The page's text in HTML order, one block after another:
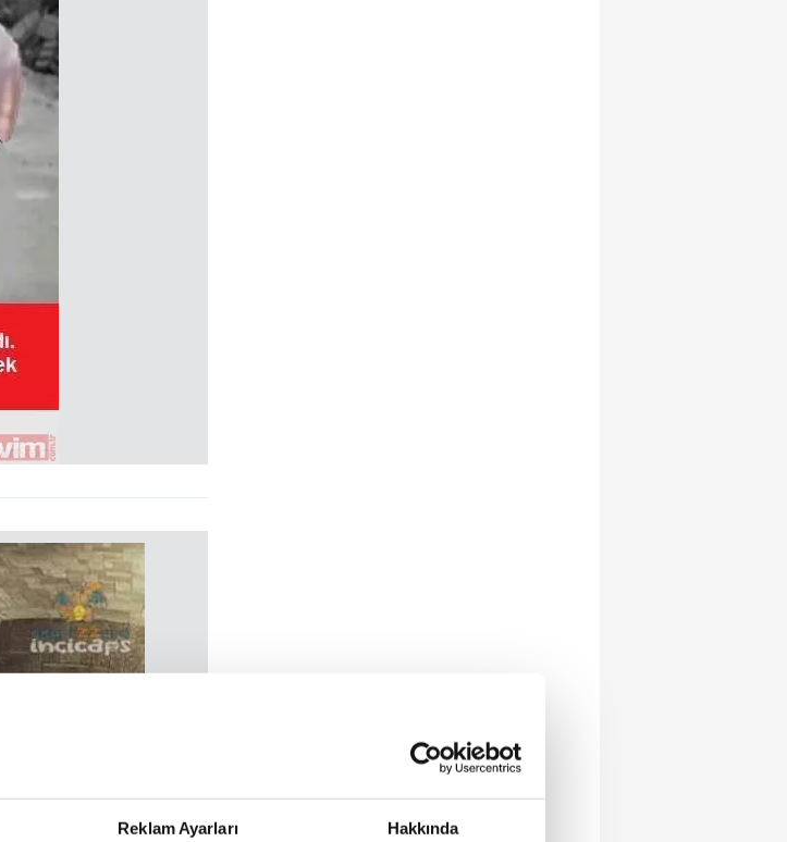
Reklam Ayarları Hakkında